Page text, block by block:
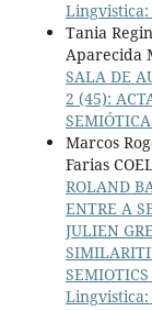
Lingvistica:
Tania
Aparecida
SALA DE
2 (45):
Marcos
Farias
ROLAND
ENTRE A
JULIEN
Lingvistica: